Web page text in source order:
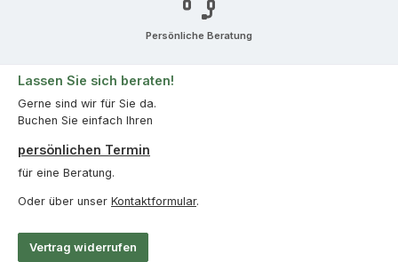
Persönliche Beratung
Lassen Sie sich beraten!
Gerne sind wir für Sie da.
Buchen Sie einfach Ihren
persönlichen Termin
für eine Beratung.
Oder über unser Kontaktformular.
Vertrag widerrufen